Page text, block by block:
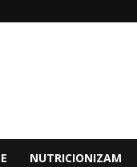
NUTRICIONIZAM